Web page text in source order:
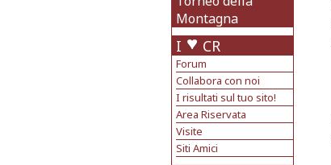
Montagna
I CR
Forum
Collabora con noi
I risultati sul tuo sito!
Area Riservata
Visite
Siti Amici